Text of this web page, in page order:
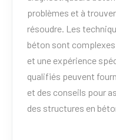
problèmes et à
résoudre. Les
béton sont
et une expérience
qualifiés peuvent
et des conseils pour
des structures en